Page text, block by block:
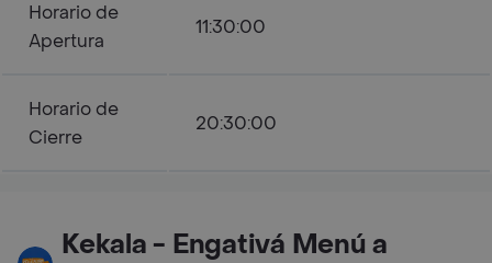
Horario de
Apertura
11:30:00
Horario de
Cierre
20:30:00
Kekala - Engativá Menú a